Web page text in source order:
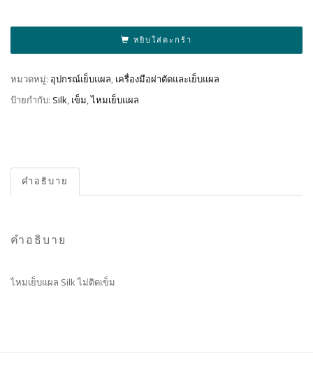
หยิบใส่ตะกร้า
หมวดหมู่: อุปกรณ์เย็บแผล เครื่องมือผ่าตัดและเย็บแผล
ป้ายกำกับ: Silk, เข็ม,ไหมเย็บแผล
คำอธิบาย
คำอธิบาย
ไหมเย็บแผล Silk ไม่ติดเข็ม